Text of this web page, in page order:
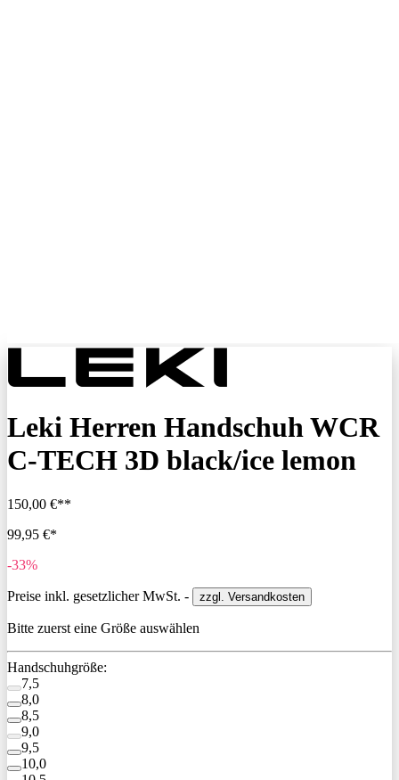
Leki Herren Handschuh WCR
C-TECH 3D black/ice lemon
150,00 €**
99,95 €*
-33%
Preise inkl. gesetzlicher MwSt. - zzgl. Versandkosten
Bitte zuerst eine Größe auswählen
Handschuhgröße:
7,5
8,0
8,5
9,0
9,5
10,0